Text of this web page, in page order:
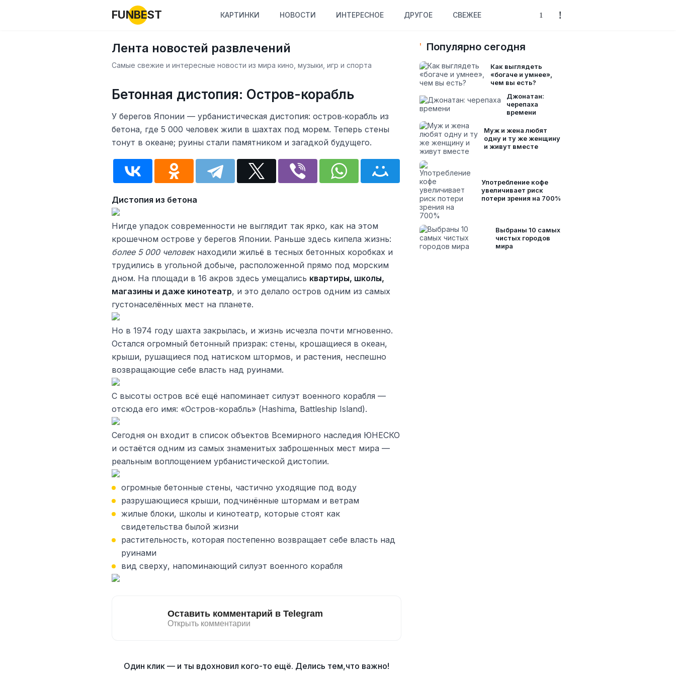
FUNBEST КАРТИНКИ НОВОСТИ ИНТЕРЕСНОЕ ДРУГОЕ СВЕЖЕЕ
Лента новостей развлечений
Самые свежие и интересные новости из мира кино, музыки, игр и спорта
Бетонная дистопия: Остров-корабль
У берегов Японии — урбанистическая дистопия: остров‑корабль из
бетона, где 5 000 человек жили в шахтах под морем. Теперь стены
тонут в океане; руины стали памятником и загадкой будущего.
Дистопия из бетона
Нигде упадок современности не выглядит так ярко, как на этом
крошечном острове у берегов Японии. Раньше здесь кипела жизнь:
более 5 000 человекнаходили жильё в тесных бетонных коробках и
трудились в угольной добыче, расположенной прямо под морским
дном. На площади в 16 акров здесь умещались квартиры, школы,
магазины и даже кинотеатр, и это делало остров одним из самых
густонаселённых мест на планете.
Но в 1974 году шахта закрылась, и жизнь исчезла почти мгновенно.
Остался огромный бетонный призрак: стены, крошащиеся в океан,
крыши, рушащиеся под натиском штормов, и растения, неспешно
возвращающие себе власть над руинами.
С высоты остров всё ещё напоминает силуэт военного корабля —
отсюда его имя: «Остров-корабль» (Hashima, Battleship Island).
Сегодня он входит в список объектов Всемирного наследия ЮНЕСКО
и остаётся одним из самых знаменитых заброшенных мест мира —
реальным воплощением урбанистической дистопии.
огромные бетонные стены, частично уходящие под воду
разрушающиеся крыши, подчинённые штормам и ветрам
жилые блоки, школы и кинотеатр, которые стоят как
свидетельства былой жизни
растительность, которая постепенно возвращает себе власть над
руинами
вид сверху, напоминающий силуэт военного корабля
Популярно сегодня
Как выглядеть
«богаче и умнее»,
чем вы есть?
Джонатан:
черепаха
времени
Муж и жена любят
одну и ту же женщину
и живут вместе
Употребление кофе
увеличивает риск
потери зрения на 700%
Выбраны 10 самых
чистых городов
мира